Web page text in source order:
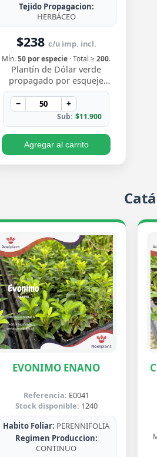
Tejido Propagacion:
HERBÁCEO
$238 c/u imp. incl.
Mín.50 por especie · Total ≥200.
Plantín de Dólar verde
propagado por esqueje
enraizado, con hojas
redondeadas de un verde
brillante y crecimiento trepa…
− +
Sub: $11.900
Agregar al carrito
EVONIMO ENANO
Referencia: E0041
Stock disponible: 1240
Habito Foliar: PERENNIFOLIA
Regimen Produccion:
CONTINUO